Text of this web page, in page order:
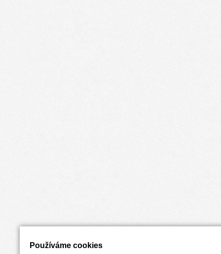
Používáme cookies